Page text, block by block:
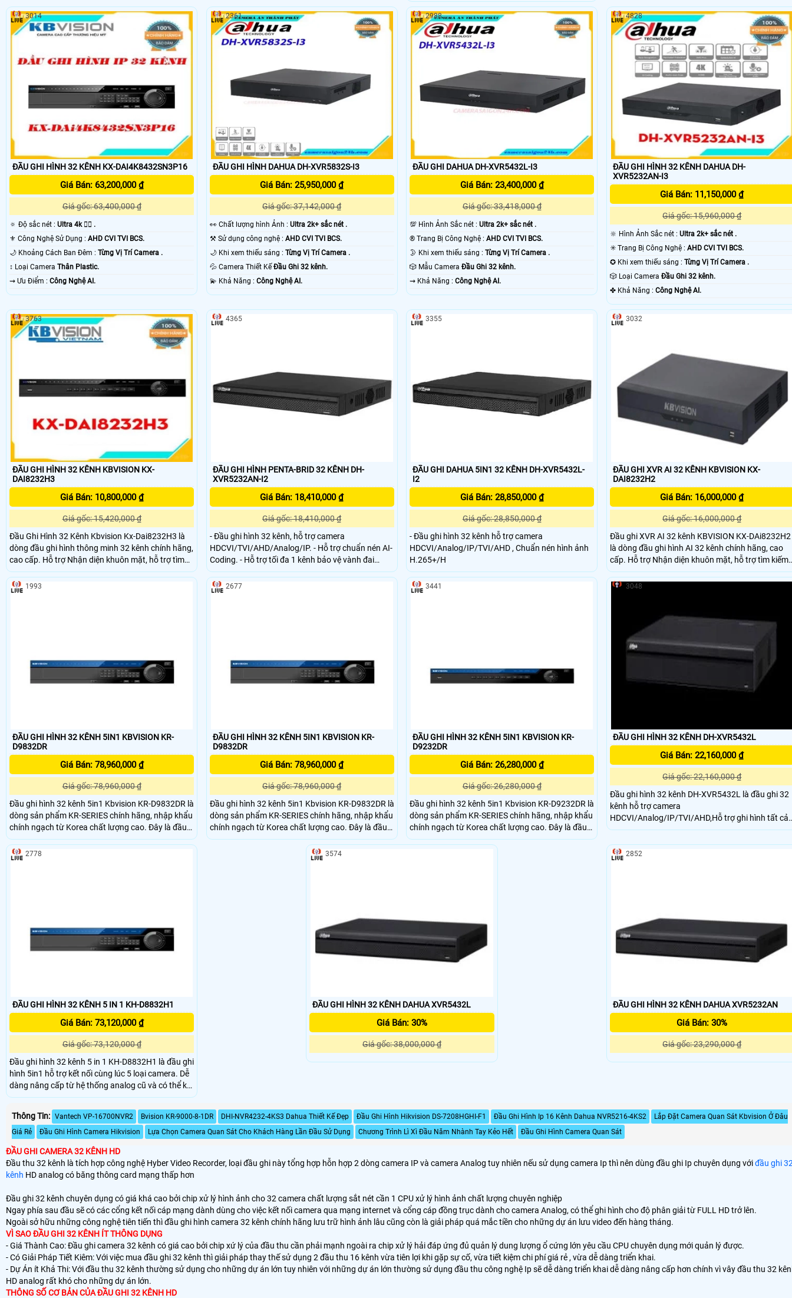
ĐẦU GHI HÌNH 32 KÊNH KX-DAI4K8432SN3P16
Giá Bán: 63,200,000 ₫
Giá gốc: 63,400,000 ₫
🔅 Độ sắc nét : Ultra 4k 👍🏾 .
⚜️ Công Nghệ Sử Dụng : AHD CVI TVI BCS.
🌙 Khoảng Cách Ban Đêm : Từng Vị Trí Camera .
↕️ Loại Camera Thân Plastic.
️⇝ Ưu Điểm : Công Nghệ AI.
3014
ĐẦU GHI HÌNH DAHUA DH-XVR5832S-I3
Giá Bán: 25,950,000 ₫
Giá gốc: 37,142,000 ₫
️👀 Chất lượng hình Ảnh : Ultra 2k+ sắc nét .
⚒ Sử dụng công nghệ : AHD CVI TVI BCS.
🌙 Khi xem thiếu sáng : Từng Vị Trí Camera .
💦 Camera Thiết Kế Đầu Ghi 32 kênh.
️💫 Khả Năng : Công Nghệ AI.
2361
ĐẦU GHI DAHUA DH-XVR5432L-I3
Giá Bán: 23,400,000 ₫
Giá gốc: 33,418,000 ₫
💯 Hình Ảnh Sắc nét :Ultra 2k+ sắc nét .
®️ Trang Bị Công Nghệ :AHD CVI TVI BCS.
🌛 Khi xem thiếu sáng :Từng Vị Trí Camera .
🎲 Mẫu CameraĐầu Ghi 32 kênh.
️⇝ Khả Năng :Công Nghệ AI.
2988
ĐẦU GHI HÌNH 32 KÊNH DAHUA DH-
XVR5232AN-I3
Giá Bán: 11,150,000 ₫
Giá gốc: 15,960,000 ₫
🔆 Hình Ảnh Sắc nét : Ultra 2k+ sắc nét .
✳️ Trang Bị Công Nghệ : AHD CVI TVI BCS.
✪ Khi xem thiếu sáng : Từng Vị Trí Camera .
🎲 Loại Camera Đầu Ghi 32 kênh.
️✤ Khả Năng : Công Nghệ AI.
4828
ĐẦU GHI HÌNH 32 KÊNH KBVISION KX-
DAI8232H3
Giá Bán: 10,800,000 ₫
Giá gốc: 15,420,000 ₫
Đầu Ghi Hình 32 Kênh Kbvision Kx-Dai8232H3 là
dòng đầu ghi hình thông minh 32 kênh chính hãng,
cao cấp. Hỗ trợ Nhận diện khuôn mặt, hỗ trợ tìm
kiếm và phát hiện người lạ mặt trong khu vực giám
sát. Hỗ trợ camera IP tối đa 32 kênh, lên đến 6Mp.
Băng thông tối đa 128 Mbps
3763
ĐẦU GHI HÌNH PENTA-BRID 32 KÊNH DH-
XVR5232AN-I2
Giá Bán: 18,410,000 ₫
Giá gốc: 18,410,000 ₫
- Đầu ghi hình 32 kênh, hỗ trợ camera
HDCVI/TVI/AHD/Analog/IP. - Hỗ trợ chuẩn nén AI-
Coding. - Hỗ trợ tối đa 1 kênh bảo vệ vành đai
(analog) hoặc 1 kênh nhận diện khuôn mặt
(analog) hoặc 4 kênh SMD Plus (analog)
4365
ĐẦU GHI DAHUA 5IN1 32 KÊNH DH-XVR5432L-
I2
Giá Bán: 28,850,000 ₫
Giá gốc: 28,850,000 ₫
- Đầu ghi hình 32 kênh hỗ trợ camera
HDCVI/Analog/IP/TVI/AHD , Chuẩn nén hình ảnh
H.265+/H
3355
ĐẦU GHI XVR AI 32 KÊNH KBVISION KX-
DAI8232H2
Giá Bán: 16,000,000 ₫
Giá gốc: 16,000,000 ₫
Đầu ghi XVR AI 32 kênh KBVISION KX-DAi8232H2
là dòng đầu ghi hình AI 32 kênh chính hãng, cao
cấp. Hỗ trợ Nhận diện khuôn mặt, hỗ trợ tìm kiếm
và phát hiện người lạ mặt trong khu vực giám sát.
Hỗ trợ camera IP tối đa 32 kênh, lên đến 6Mp.
3032
ĐẦU GHI HÌNH 32 KÊNH 5IN1 KBVISION KR-
D9832DR
Giá Bán: 78,960,000 ₫
Giá gốc: 78,960,000 ₫
Đầu ghi hình 32 kênh 5in1 Kbvision KR-D9832DR là
dòng sản phẩm KR-SERIES chính hãng, nhập khẩu
chính ngạch từ Korea chất lượng cao. Đây là đầu
ghi hình 5in1 hỗ trợ kết nối cùng lúc 5 loại camera.
Dễ dàng nâng cấp từ hệ thống analog cũ và có thể
kết nối camera IP từ địa điểm khác giảm chi phí.
1993
ĐẦU GHI HÌNH 32 KÊNH 5IN1 KBVISION KR-
D9832DR
Giá Bán: 78,960,000 ₫
Giá gốc: 78,960,000 ₫
Đầu ghi hình 32 kênh 5in1 Kbvision KR-D9832DR là
dòng sản phẩm KR-SERIES chính hãng, nhập khẩu
chính ngạch từ Korea chất lượng cao. Đây là đầu
ghi hình 5in1 hỗ trợ kết nối cùng lúc 5 loại camera.
Dễ dàng nâng cấp từ hệ thống analog cũ và có thể
kết nối camera IP từ địa điểm khác giảm chi phí.
2677
ĐẦU GHI HÌNH 32 KÊNH 5IN1 KBVISION KR-
D9232DR
Giá Bán: 26,280,000 ₫
Giá gốc: 26,280,000 ₫
Đầu ghi hình 32 kênh 5in1 Kbvision KR-D9232DR là
dòng sản phẩm KR-SERIES chính hãng, nhập khẩu
chính ngạch từ Korea chất lượng cao. Đây là đầu
ghi hình 5in1 hỗ trợ kết nối cùng lúc 5 loại camera.
Dễ dàng nâng cấp từ hệ thống analog cũ và có thể
3441
ĐẦU GHI HÌNH 32 KÊNH DH-XVR5432L
Giá Bán: 22,160,000 ₫
Giá gốc: 22,160,000 ₫
Đầu ghi hình 32 kênh DH-XVR5432L là đầu ghi 32
kênh hỗ trợ camera
HDCVI/Analog/IP/TVI/AHD,Hỗ trợ ghi hình tất cả
các kênh 1080P (1-15fps), cổng ra tín hiệu video
trợ 4 ổ cứng, mỗi ổ tối đa 8T
3048
ĐẦU GHI HÌNH 32 KÊNH 5 IN 1 KH-D8832H1
Giá Bán: 73,120,000 ₫
Giá gốc: 73,120,000 ₫
Đầu ghi hình 32 kênh 5 in 1 KH-D8832H1 là đầu ghi
hình 5in1 hỗ trợ kết nối cùng lúc 5 loại camera. Dễ
dàng nâng cấp từ hệ thống analog cũ và có thể kết
nối camera IP từ địa điểm khác giảm chi phí. Cùng
chuẩn nén H.265,H265+ giúp tiết kiệm băng thông
và ổ cứng
2778
ĐẦU GHI HÌNH 32 KÊNH DAHUA XVR5432L
Giá Bán: 30%
Giá gốc: 38,000,000 ₫
3574
ĐẦU GHI HÌNH 32 KÊNH DAHUA XVR5232AN
Giá Bán: 30%
Giá gốc: 23,290,000 ₫
2852
Thông Tin: Vantech VP-16700NVR2 Bvision KR-9000-8-1DR DHI-NVR4232-4KS3 Dahua Thiết Kế Đẹp Đầu Ghi Hình Hikvision DS-7208HGHI-F1 Đầu Ghi Hình Ip 16 Kênh Dahua NVR5216-4KS2
Lắp Đặt Camera Quan Sát Kbvision Ở Đâu
Giá Rẻ
Đầu Ghi Hình Camera Hikvision Lựa Chọn Camera Quan Sát Cho Khách Hàng Lần Đầu Sử Dụng Chương Trình Lì Xì Đầu Năm Nhành Tay Kẻo Hết Đầu Ghi Hình Camera Quan Sát
ĐẦU GHI CAMERA 32 KÊNH HD
Đầu thu 32 kênh là tích hợp công nghệ Hyber Video Recorder, loại đầu ghi này tổng hợp hỗn hợp 2 dòng camera IP và camera Analog tuy nhiên nếu sử dụng camera Ip thì nên dùng đầu ghi Ip chuyên dụng vớiđầu ghi
kênh HD analog có băng thông card mạng thấp hơn
Đầu ghi 32 kênh chuyên dụng có giá khá cao bởi chip xử lý hình ảnh cho 32 camera chất lượng sắt nét cần 1 CPU xử lý hình ảnh chất lượng chuyên nghiệp
Ngay phía sau đầu sẽ có các cổng kết nối cáp mạng dành dùng cho việc kết nối camera qua mạng internet và cổng cáp đồng trục dành cho camera Analog, có thể ghi hình cho độ phân giải từ FULL HD trở lên.
Ngoài sở hữu những công nghệ tiên tiến thì đầu ghi hình camera 32 kênh chính hãng lưu trữ hình ảnh lâu cũng còn là giải pháp quá mắc tiền cho những dự án lưu video đến hàng tháng.
VÌ SAO ĐẦU GHI 32 KÊNH ÍT THÔNG DỤNG
- Giá Thành Cao: Đầu ghi camera 32 kênh có giá cao bởi chip xứ lý của đầu thu cần phải mạnh ngoài ra chip xử lý hải đáp ứng đủ quản lý dung lượng ổ cứng lớn yêu cầu CPU chuyên dụng mới quản lý được.
- Có Giải Pháp Tiết Kiêm: Với việc mua đầu ghi 32 kênh thì giải pháp thay thế sử dụng 2 đầu thu 16 kênh vừa tiên lợi khi gặp sự cố, vừa tiết kiệm chi phí giá rẻ , vừa dễ dàng triển khai.
- Dự Án ít Khả Thi: Với đầu thu 32 kênh thường sử dụng cho những dự án lớn tuy nhiên với những dự án lớn thường sử dụng đầu thu công nghệ Ip sẽ dễ dàng triển khai dễ dàng nâng cấp hơn chính vì vây đầu thu 32
HD analog rất khó cho những dự án lớn.
THÔNG SỐ CƠ BẢN CỦA ĐẦU GHI 32 KÊNH HD